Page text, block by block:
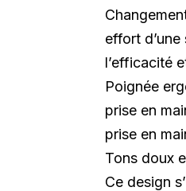
effort
l’efficacité
Poignée
prise en
prise en
Tons doux
Ce design